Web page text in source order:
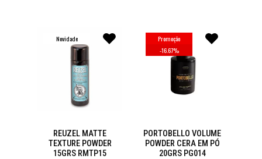
Novidade
REUZEL MATTE
TEXTURE POWDER
15GRS RMTP15
Promoção
-16.67%
PORTOBELLO VOLUME
POWDER CERA EM PÓ
20GRS PG014